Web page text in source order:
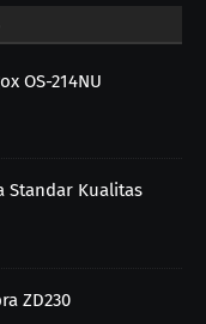
OS-214NU
Standar Kualitas
ZD230